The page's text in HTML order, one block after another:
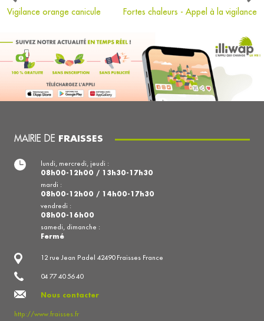
Vigilance orange canicule
Fortes chaleurs - Appel à la vigilance
MAIRIE DE FRAISSES
12 rue Jean Padel 42490 Fraisses France
04 77 40 56 40
Nous contacter
http://www.fraisses.fr
lundi, mercredi, jeudi :
08h00-12h00 / 13h30-17h30
mardi :
08h00-12h00 / 14h00-17h30
vendredi :
08h00-16h00
samedi, dimanche :
Fermé